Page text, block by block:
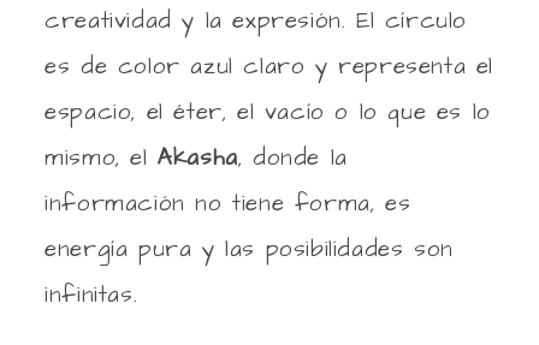
creatividad y la expresión. El círculo
es de color azul claro y representa el
espacio, el éter, el vacío o lo que es lo
mismo, elAkasha, donde la
información no tiene forma, es
energía pura y las posibilidades son
infinitas.